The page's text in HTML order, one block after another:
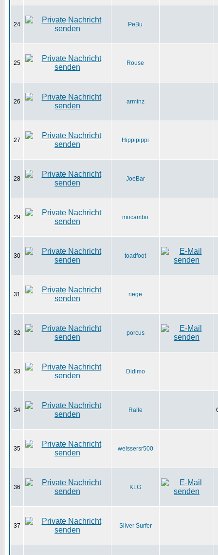
24 PeBu
25 Rouse
26 arminz
27 Hippipippi
28 JoeBar
29 mocambo
30 toadfoot
31 riege
32 porcus
33 Didimo
34 Ralle
35 weissersr500
36 KLG
37 Silver Surfer